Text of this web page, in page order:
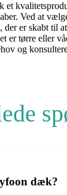
Ved at
der er skabt til
er tørre eller
og
dæk?